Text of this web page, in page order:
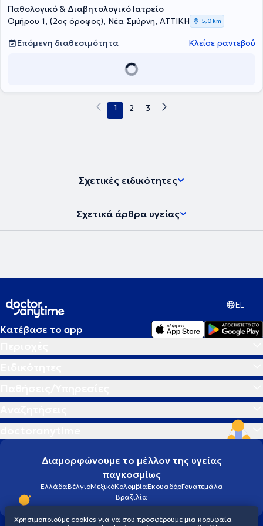
παχυσαρκίας και του άσθματος καθώς και στην βοήθεια
απεξάρτησης από το τσιγάρο. Μέσα από την εργασιακή του
εμπειρία σε μεγάλα και αναγνωρισμένα νοσοκομεία της Ελλάδας,
έχει την ικανότητα να αντιμετωπίσει πλήθος παθήσεων στο
ιδιωτικό του ιατρείο.
Παθολογικό & Διαβητολογικό Ιατρείο
Ομήρου 1, (2ος όροφος), Νέα Σμύρνη, ΑΤΤΙΚΗ
5,0 km
Επόμενη διαθεσιμότητα Κλείσε ραντεβού
1 2 3
Σχετικές ειδικότητες
Σχετικά άρθρα υγείας
EL
Κατέβασε το app
Διαμορφώνουμε το μέλλον της υγείας
παγκοσμίως
ΕλλάδαΒέλγιοΜεξικόΚολομβίαΕκουαδόρΓουατεμάλα
Βραζιλία
Χρησιμοποιούμε cookies για να σου προσφέρουμε μια κορυφαία